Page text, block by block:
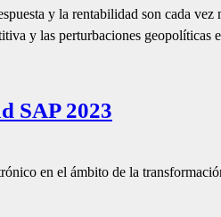
y la rentabilidad son cada vez
y las perturbaciones geopolíticas
SAP 2023
en el ámbito de la